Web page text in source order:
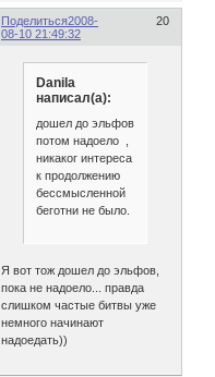
Поделиться 20
2008-
08-10 21:49:32
Danila
написал(а):
дошел до эльфов
потом надоело ,
никаког интереса
к продолжению
бессмысленной
беготни не было.
Я вот тож дошел до эльфов,
пока не надоело... правда
слишком частые битвы уже
немного начинают
надоедать))